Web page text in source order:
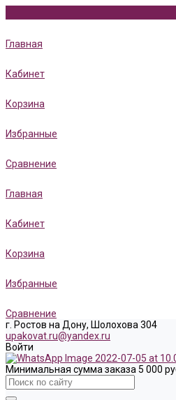
Главная
Кабинет
Корзина
Избранные
Сравнение
Главная
Кабинет
Корзина
Избранные
Сравнение
г. Ростов на Дону, Шолохова 304
upakovat.ru@yandex.ru
Войти
Минимальная сумма заказа 5 000